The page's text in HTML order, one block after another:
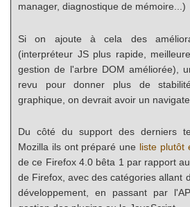
manager, diagnostique de mémoire...)
Si on ajoute à cela des
(interpréteur JS plus rapide,
gestion de l'arbre DOM améliorée),
revu pour donner plus de
graphique, on devrait avoir un
Du côté du support des derniers
Mozilla ils ont préparé une liste plutôt
de ce Firefox 4.0 bêta 1 par rapport
de Firefox, avec des catégories allant
développement, en passant par